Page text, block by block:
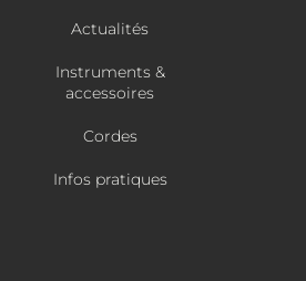
Actualités
Instruments &
accessoires
Cordes
Infos pratiques